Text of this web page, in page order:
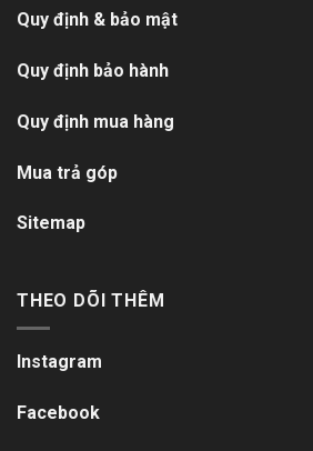
Quy định & bảo mật
Quy định bảo hành
Quy định mua hàng
Mua trả góp
Sitemap
THEO DÕI THÊM
Instagram
Facebook